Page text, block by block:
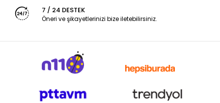
7 / 24 DESTEK
Öneri ve şikayetlerinizi bize iletebilirsiniz.